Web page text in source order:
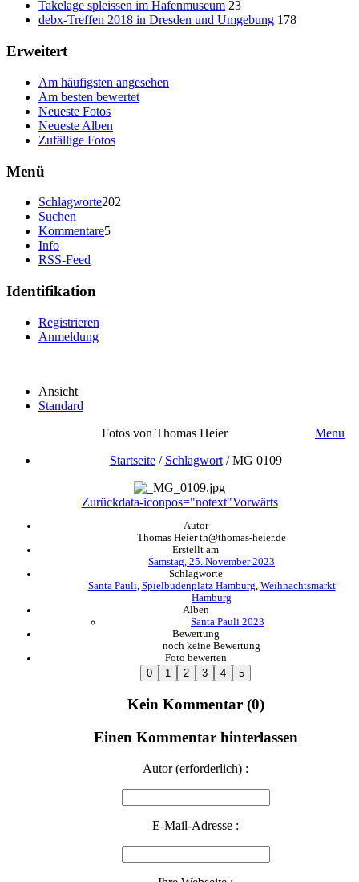
Takelage spleissen im Hafenmuseum 23
debx-Treffen 2018 in Dresden und Umgebung 178
Erweitert
Am häufigsten angesehen
Am besten bewertet
Neueste Fotos
Neueste Alben
Zufällige Fotos
Menü
Schlagworte202
Suchen
Kommentare5
Info
RSS-Feed
Identifikation
Registrieren
Anmeldung
Ansicht
Standard
Fotos von Thomas Heier
Menu
Startseite/ Schlagwort /MG 0109
Zurückdata-iconpos="notext"Vorwärts
Autor
Thomas Heier th@thomas-heier.de
Erstellt am
Samstag, 25. November 2023
Schlagworte
Santa Pauli Spielbudenplatz Hamburg Weihnachtsmarkt
Hamburg
Alben
Santa Pauli 2023
Bewertung
noch keine Bewertung
Foto bewerten
Kein Kommentar (0)
Einen Kommentar hinterlassen
Autor (erforderlich) :
E-Mail-Adresse :